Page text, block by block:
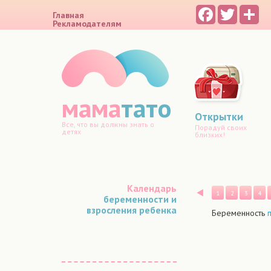
Главная
Рекламодателям
FacebookTwitter
маматато
Все, что вы должны знать о
детях
Открытки
Порадуй своих
близких!
Календарь
беременности и
взросления ребенка
Назад
1 2 3 4
Беременность